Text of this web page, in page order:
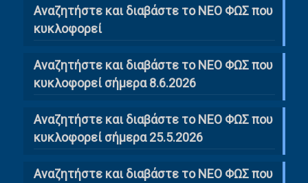
Αναζητήστε και διαβάστε το NΕΟ ΦΩΣ που
κυκλοφορεί
Αναζητήστε και διαβάστε το ΝΕΟ ΦΩΣ που
κυκλοφορεί σήμερα 8.6.2026
Αναζητήστε και διαβάστε το ΝΕΟ ΦΩΣ που
κυκλοφορεί σήμερα 25.5.2026
Αναζητήστε και διαβάστε το ΝΕΟ ΦΩΣ που